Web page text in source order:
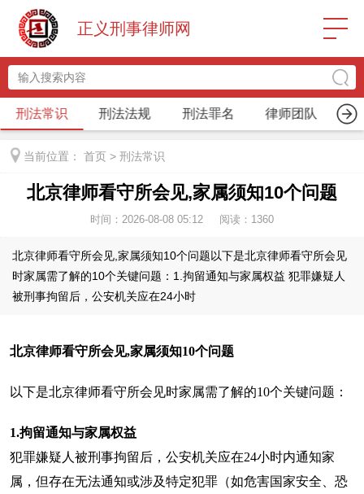
正义刑事律师网
刑法常识 刑法法规 刑法罪名 律师团队
当前位置： 首页 > 刑法常识
北京律师看守所会见,家属须知10个问题
时间：2026-08-08 05:12 阅读： 1360
北京律师看守所会见,家属须知10个问题以下是北京律师看守所会见
时家属需了解的10个关键问题：1.拘留通知与家属权益 犯罪嫌疑人
被刑事拘留后，公安机关应在24小时
北京律师看守所会见,家属须知10个问题
以下是北京律师看守所会见时家属需了解的10个关键问题：
1.拘留通知与家属权益
犯罪嫌疑人被刑事拘留后，公安机关应在24小时内通知家
属，但存在无法通知或涉及特定犯罪（如危害国家安全、恐